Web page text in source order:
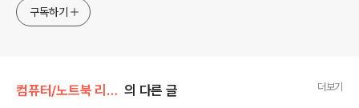
구독하기
컴퓨터/노트북 리뷰/> LG 탭북(11T540) 의 다른 글 더보기